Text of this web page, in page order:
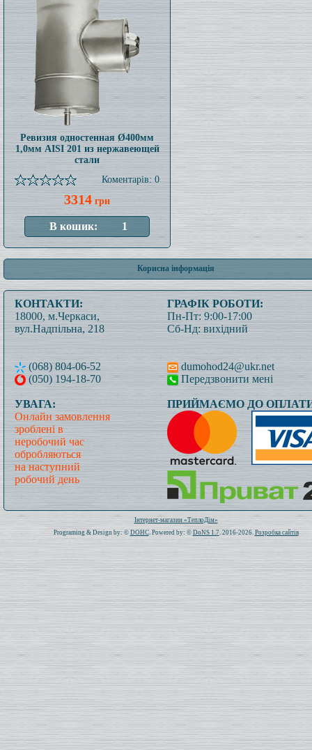
Ревизия одностенная Ø400мм
1,0мм AISI 201 из нержавеющей
стали
Коментарів: 0
3314 грн
Корисна інформація
КОНТАКТИ:
18000, м.Черкаси,
вул.Надпільна, 218
(068) 804-06-52
(050) 194-18-70
ГРАФІК РОБОТИ:
Пн-Пт: 9:00-17:00
Сб-Нд: вихідний
dumohod24@ukr.net
Передзвонити мені
УВАГА:
Онлайн замовлення
зроблені в
неробочий час
обробляються
на наступний
робочий день
ПРИЙМАЄМО ДО
Всього: 1020667 Сьогодні: 284
Інтернет-магазин «ТеплоДім»
Programing & Design by: © DOHC. Powered by: © DoNS 1.7. 2016-2026. Розробка сайтів